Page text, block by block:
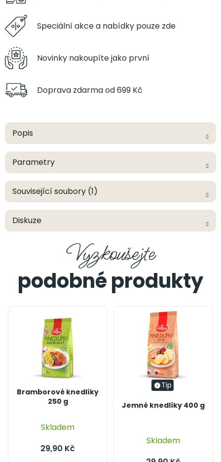
Speciální akce a nabídky pouze zde
Novinky nakoupítejako první
Doprava zdarmaod 699 Kč
Popis
Parametry
Související soubory (1)
Diskuze
Bramborové knedlíky
250 g
hodnocení
produktu
je
Skladem
29,90 Kč
Tip
Jemné knedlíky 400 g
Skladem